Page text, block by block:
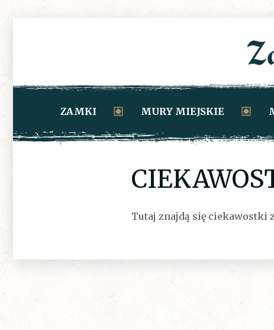
ZAMKI MURY MIEJSKIE
Tutaj znajdą się ciekawostki